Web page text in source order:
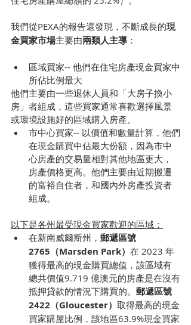
我們從PEXA的報告還發現，不斷成長的現
金買家市場主要由兩類人主導 ：
區域買家-- 他們在住宅房產現金買家中
所佔比例最大
他們主要由一些退休人員和「大房子換小
房」者組成，這些買家通常喜歡選擇風景
或環境設施好的區域購入房產。
市中心買家-- 以價值和數量計算，他們
在現金購買中佔最大份額，因為市中
心房產的交易量相對其他地區更大，
房產價格更高。他們主要由近期搬遷
的富裕自住者，和國內外房產投資者
組成。
以下是各州最受現金買家歡迎的區域：
在新南威爾斯州， 郵遞區號
2765（Marsden Park） 在 2023 年
獲得最高的現金購買總值，該區域有
總共價值9.719 億澳元的房產是在沒有
抵押貸款的情況下購買的。 郵遞區號
2422（Gloucester） 取得最高的現金
買家購屋比例，該地區63.9%現金買家